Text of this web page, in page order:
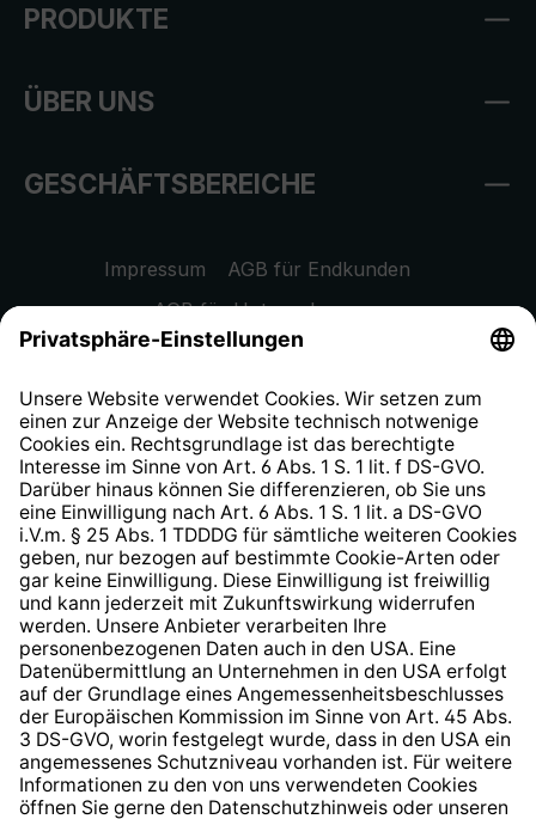
PRODUKTE
ÜBER UNS
GESCHÄFTSBEREICHE
Impressum
AGB für Endkunden
AGB für Unternehmen
Datenschutzhinweis
Widerrufsrecht
Hinweisgeberschutzsystem
Barrierefreiheit